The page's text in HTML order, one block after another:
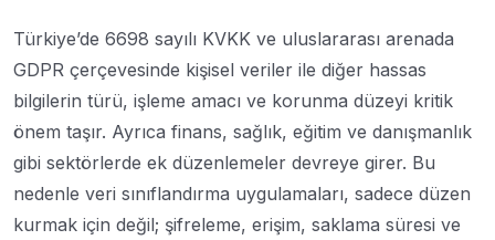
Türkiye’de 6698 sayılı KVKK ve uluslararası arenada
GDPR çerçevesinde kişisel veriler ile diğer hassas
bilgilerin türü, işleme amacı ve korunma düzeyi kritik
önem taşır. Ayrıca finans, sağlık, eğitim ve danışmanlık
gibi sektörlerde ek düzenlemeler devreye girer. Bu
nedenle veri sınıflandırma uygulamaları, sadece düzen
kurmak için değil; şifreleme, erişim, saklama süresi ve